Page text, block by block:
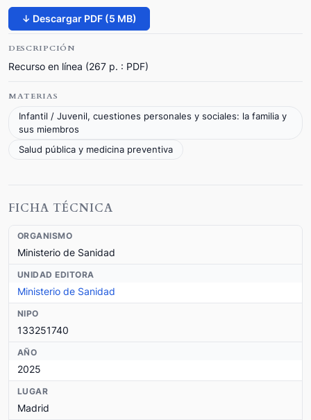
↓ Descargar PDF (5 MB)
DESCRIPCIÓN
Recurso en línea (267 p. : PDF)
MATERIAS
Infantil / Juvenil, cuestiones personales y sociales: la familia y
sus miembros
Salud pública y medicina preventiva
FICHA TÉCNICA
ORGANISMO
Ministerio de Sanidad
UNIDAD EDITORA
Ministerio de Sanidad
NIPO
133251740
AÑO
2025
LUGAR
Madrid